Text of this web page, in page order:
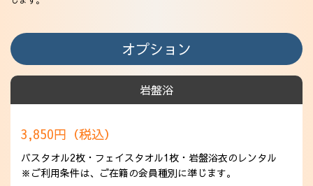
オプション
岩盤浴
3,850円（税込）
バスタオル2枚・フェイスタオル1枚・岩盤浴衣のレンタル
※ご利用条件は、ご在籍の会員種別に準じます。